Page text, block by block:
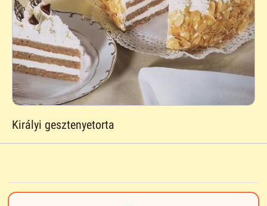
Királyi gesztenyetorta